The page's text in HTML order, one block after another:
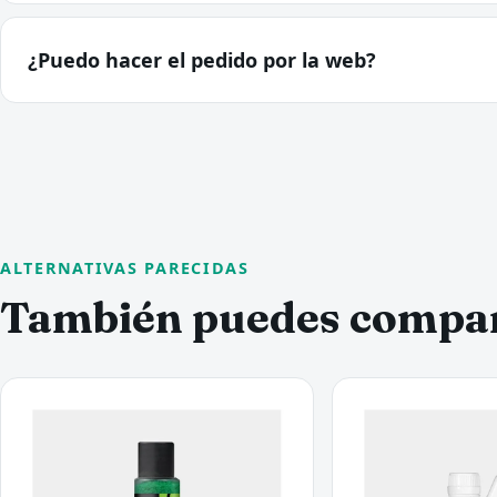
¿Puedo hacer el pedido por la web?
ALTERNATIVAS PARECIDAS
También puedes